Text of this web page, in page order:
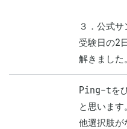
３．公式
受験日の2
解きました。
Ping-tをひ
と思います。
他選択肢が